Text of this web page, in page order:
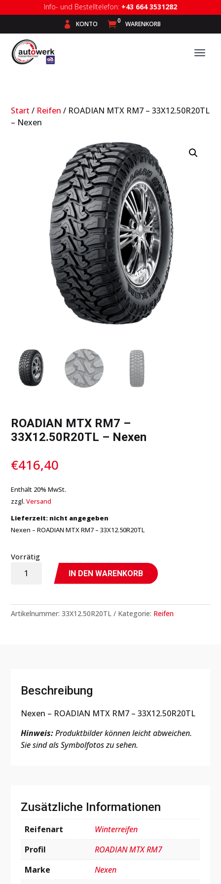
Info- und Bestelltelefon: +43 664 3531282
 KONTO 0 WARENKORB
Start / Reifen / ROADIAN MTX RM7 – 33X12.50R20TL
– Nexen
ROADIAN MTX RM7 –
33X12.50R20TL – Nexen
€416,40
Enthält 20% MwSt.
zzgl.Versand
Lieferzeit: nicht angegeben
Nexen – ROADIAN MTX RM7 – 33X12.50R20TL
Vorrätig
ROADIAN
MTX
-
33X12.50R20TL
IN DEN WARENKORB
Artikelnummer:33X12.50R20TL Kategorie: Reifen
Beschreibung
Nexen – ROADIAN MTX RM7 – 33X12.50R20TL
Hinweis:Produktbilder können leicht abweichen.
Sie sind als Symbolfotos zu sehen.
Zusätzliche Informationen
Reifenart
Winterreifen
Profil
ROADIAN MTX RM7
Marke
Nexen